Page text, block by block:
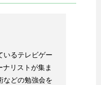
いるテレビゲー
リストが集ま
などの勉強会を